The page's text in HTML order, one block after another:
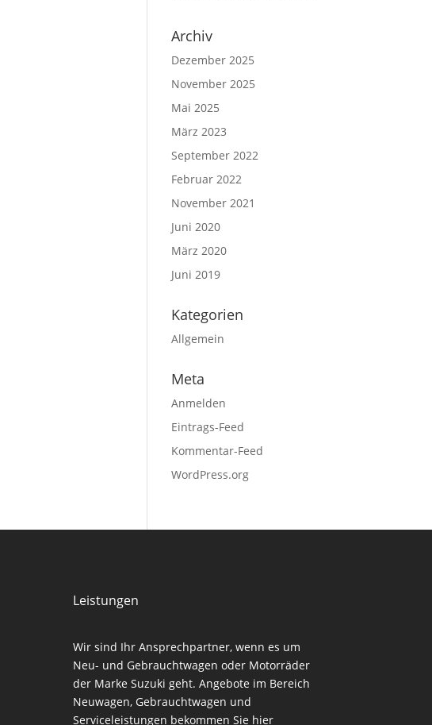
Archiv
Dezember 2025
November 2025
Mai 2025
März 2023
September 2022
Februar 2022
November 2021
Juni 2020
März 2020
Juni 2019
Kategorien
Allgemein
Meta
Anmelden
Eintrags-Feed
Kommentar-Feed
WordPress.org
Leistungen
Wir sind Ihr Ansprechpartner, wenn es um
Neu- und Gebrauchtwagen oder Motorräder
der Marke Suzuki geht. Angebote im Bereich
Neuwagen, Gebrauchtwagen und
Serviceleistungen bekommen Sie hier